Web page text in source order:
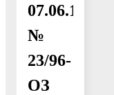
07.06.1996
№
23/96-
ОЗ